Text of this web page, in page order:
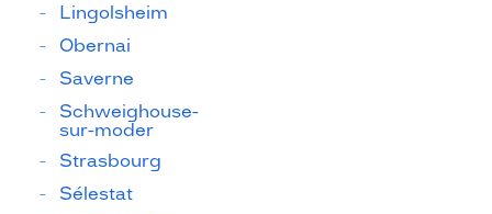
Lingolsheim
Obernai
Saverne
Schweighouse-
sur-moder
Strasbourg
Sélestat